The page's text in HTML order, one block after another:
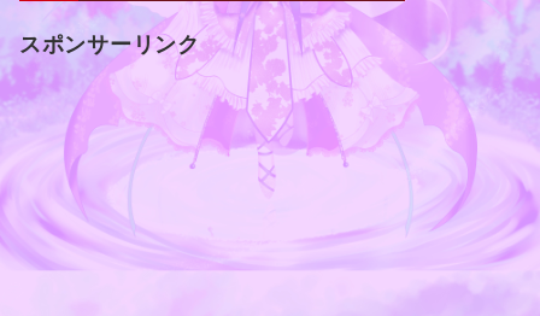
スポンサーリンク